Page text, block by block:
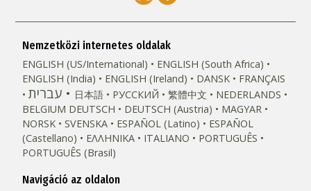
Nemzetközi internetes oldalak
ENGLISH (US/International)
ENGLISH (South Africa)
ENGLISH (India)
ENGLISH (Ireland) DANSK FRANÇAIS
עברית 日本語 РУССКИЙ 繁體中文
NEDERLANDS
BELGIUM DEUTSCH DEUTSCH (Austria)
MAGYAR
NORSK
SVENSKA ESPAÑOL (Latino)
ESPAÑOL
(Castellano)
ΕΛΛΗΝΙΚA ITALIANO
PORTUGUÊS
PORTUGUÊS (Brasil)‎
Navigáció az oldalon